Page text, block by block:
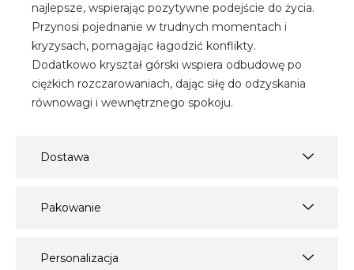
najlepsze, wspierając pozytywne podejście do życia.
Przynosi pojednanie w trudnych momentach i
kryzysach, pomagając łagodzić konflikty.
Dodatkowo kryształ górski wspiera odbudowę po
ciężkich rozczarowaniach, dając siłę do odzyskania
równowagi i wewnętrznego spokoju.
Dostawa
Pakowanie
Personalizacja